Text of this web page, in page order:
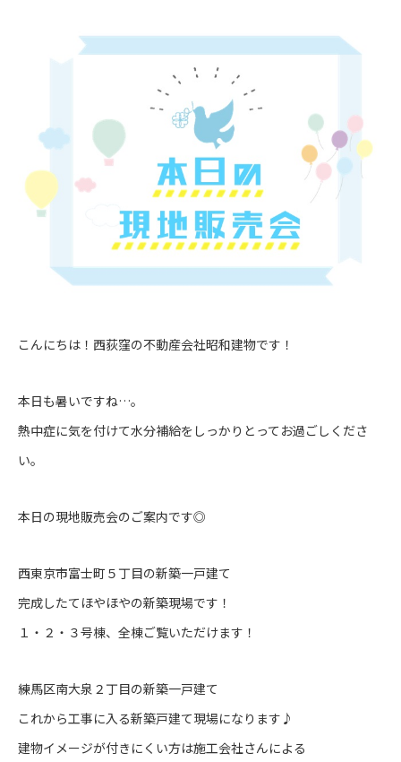
こんにちは！西荻窪の不動産会社昭和建物です！
本日も暑いですね…。
熱中症に気を付けて水分補給をしっかりとってお過ごしくださ
い。
本日の現地販売会のご案内です◎
西東京市富士町５丁目の新築一戸建て
完成したてほやほやの新築現場です！
１・２・３号棟、全棟ご覧いただけます！
練馬区南大泉２丁目の新築一戸建て
これから工事に入る新築戸建て現場になります♪
建物イメージが付きにくい方は施工会社さんによる